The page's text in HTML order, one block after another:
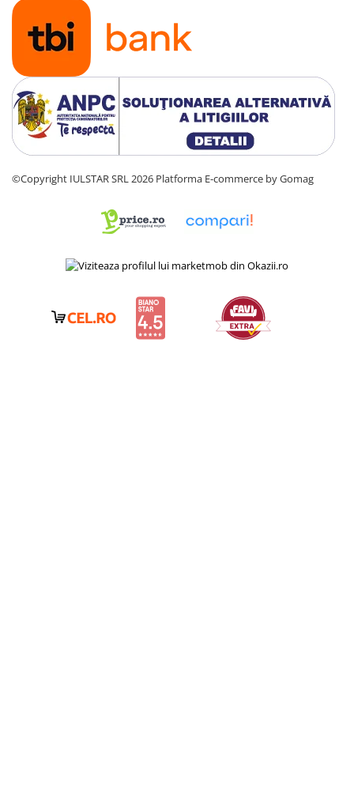
©Copyright IULSTAR SRL 2026 Platforma E-commerce by Gomag